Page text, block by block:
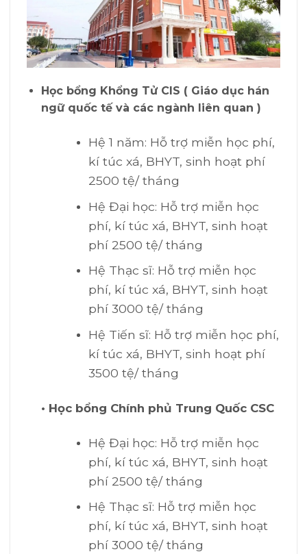
Học bổng Khổng Tử CIS ( Giáo dục hán
ngữ quốc tế và các ngành liên quan )
Hệ 1 năm: Hỗ trợ miễn học phí,
kí túc xá, BHYT, sinh hoạt phí
2500 tệ/ tháng
Hệ Đại học: Hỗ trợ miễn học
phí, kí túc xá, BHYT, sinh hoạt
phí 2500 tệ/ tháng
Hệ Thạc sĩ: Hỗ trợ miễn học
phí, kí túc xá, BHYT, sinh hoạt
phí 3000 tệ/ tháng
Hệ Tiến sĩ: Hỗ trợ miễn học phí,
kí túc xá, BHYT, sinh hoạt phí
3500 tệ/ tháng
• Học bổng Chính phủ Trung Quốc CSC
Hệ Đại học: Hỗ trợ miễn học
phí, kí túc xá, BHYT, sinh hoạt
phí 2500 tệ/ tháng
Hệ Thạc sĩ: Hỗ trợ miễn học
phí, kí túc xá, BHYT, sinh hoạt
phí 3000 tệ/ tháng